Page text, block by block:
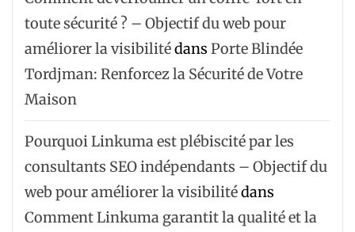
toute sécurité ? – Objectif du web pour
améliorer la visibilitédans Porte Blindée
Tordjman: Renforcez la Sécurité de Votre
Maison
Pourquoi Linkuma est plébiscité par les
consultants SEO indépendants – Objectif du
web pour améliorer la visibilitédans
Comment Linkuma garantit la qualité et la